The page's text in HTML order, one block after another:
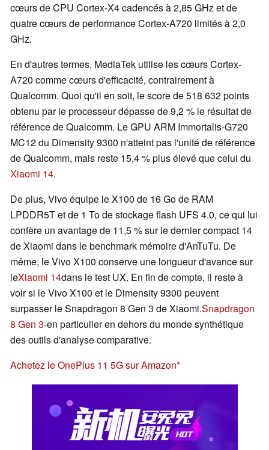
cœurs de CPU Cortex-X4 cadencés à 2,85 GHz et de
quatre cœurs de performance Cortex-A720 limités à 2,0
GHz.
En d'autres termes, MediaTek utilise les cœurs Cortex-
A720 comme cœurs d'efficacité, contrairement à
Qualcomm. Quoi qu'il en soit, le score de 518 632 points
obtenu par le processeur dépasse de 9,2 % le résultat de
référence de Qualcomm. Le GPU ARM Immortalis-G720
MC12 du Dimensity 9300 n'atteint pas l'unité de référence
de Qualcomm, mais reste 15,4 % plus élevé que celui du
Xiaomi 14.
De plus, Vivo équipe le X100 de 16 Go de RAM
LPDDR5T et de 1 To de stockage flash UFS 4.0, ce qui lui
confère un avantage de 11,5 % sur le dernier compact 14
de Xiaomi dans le benchmark mémoire d'AnTuTu. De
même, le Vivo X100 conserve une longueur d'avance sur
leXiaomi 14dans le test UX. En fin de compte, il reste à
voir si le Vivo X100 et le Dimensity 9300 peuvent
surpasser le Snapdragon 8 Gen 3 de Xiaomi.Snapdragon
8 Gen 3-en particulier en dehors du monde synthétique
des outils d'analyse comparative.
Achetez le OnePlus 11 5G sur Amazon